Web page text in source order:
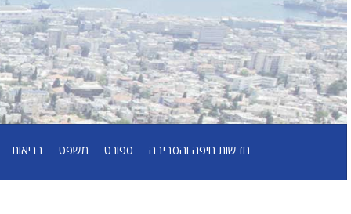
חדשות חיפה והסביבה ספורט משפט בריאות